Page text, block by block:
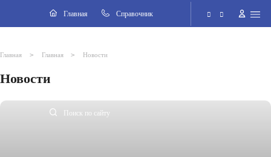
Главная Cправочник
Поиск по сайту
Главная > Главная > Новости
Новости